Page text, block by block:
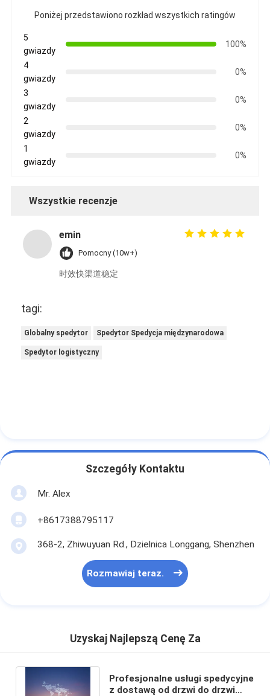
Poniżej przedstawiono rozkład wszystkich ratingów
5
gwiazdy
100%
4
gwiazdy
0%
3
gwiazdy
0%
2
gwiazdy
0%
1
gwiazdy
0%
Wszystkie recenzje
emin
Pomocny (10w+)
时效快渠道稳定
tagi:
Globalny spedytor Spedytor Spedycja międzynarodowa
Spedytor logistyczny
Szczegóły Kontaktu
Mr. Alex
+8617388795117
368-2, Zhiwuyuan Rd., Dzielnica Longgang, Shenzhen
Rozmawiaj teraz.
Uzyskaj Najlepszą Cenę Za
Profesjonalne usługi spedycyjne
z dostawą od drzwi do drzwi